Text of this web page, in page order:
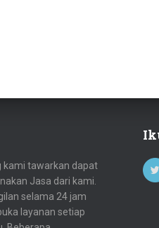
kami tawarkan dapat
Jasa dari kami.
selama 24 jam
layanan setiap